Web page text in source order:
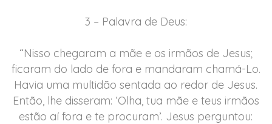
3 – Palavra de Deus:
“Nisso chegaram a mãe e os irmãos de Jesus;
ficaram do lado de fora e mandaram chamá-Lo.
Havia uma multidão sentada ao redor de Jesus.
Então, lhe disseram: ‘Olha, tua mãe e teus irmãos
estão aí fora e te procuram’. Jesus perguntou: